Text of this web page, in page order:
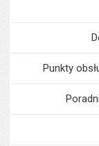
Punkty